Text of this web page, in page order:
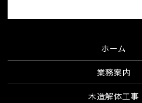
ホーム
業務案内
木造解体工事